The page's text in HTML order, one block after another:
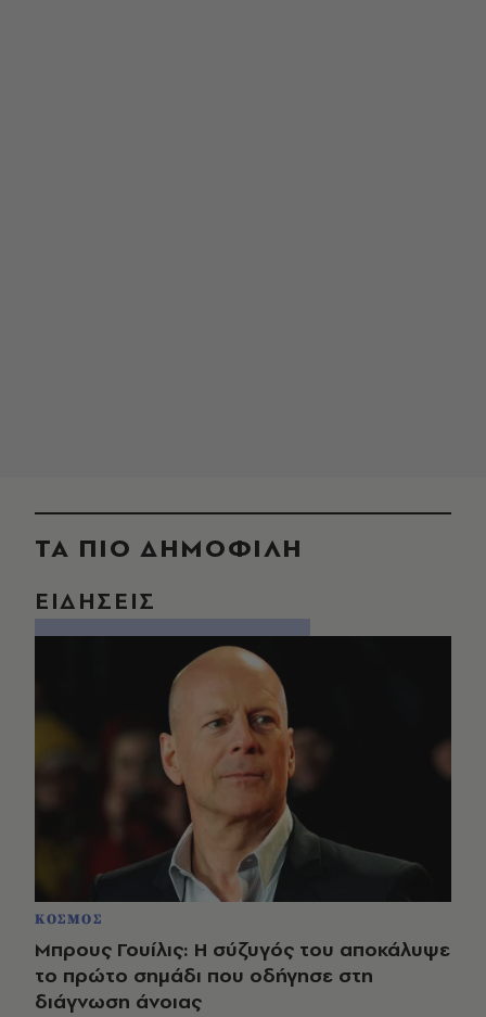
ΤΑ ΠΙΟ ΔΗΜΟΦΙΛΗ
ΕΙΔΗΣΕΙΣ
ΚΟΣΜΟΣ
Μπρους Γουίλις: Η σύζυγός του αποκάλυψε
το πρώτο σημάδι που οδήγησε στη
διάγνωση άνοιας